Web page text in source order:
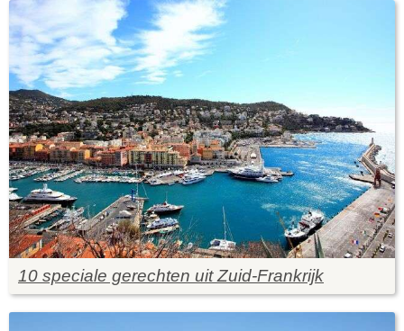
10 speciale gerechten uit Zuid-Frankrijk